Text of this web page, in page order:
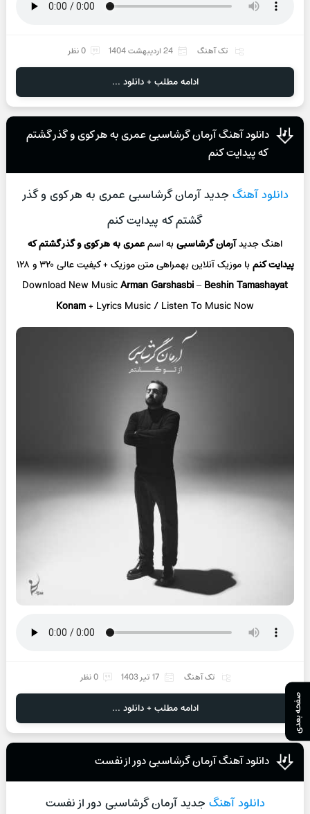
تک آهنگ 24 اردیبهشت 1404 0 نظر
ادامه مطلب + دانلود ...
دانلود آهنگ آرمان گرشاسبی عمری به هر کوی و گذر گشتم
که پیدایت کنم
دانلود آهنگ جدید آرمان گرشاسبی عمری به هر کوی و گذر
گشتم که پیدایت کنم
اهنگ جدیدآرمان گرشاسبیبه اسمعمری به هر کوی و گذر گشتم که
پیدایت کنمبا موزیک آنلاینبهمراهی متن موزیک + کیفیت عالی ۳۲۰ و ۱۲۸
Download New MusicArman Garshasbi– Beshin Tamashayat
Konam+ Lyrics Music / Listen To Music Now
تک آهنگ 17 تیر 1403 0 نظر
ادامه مطلب + دانلود ...
دانلود آهنگ آرمان گرشاسبی دور از نفست
دانلود آهنگ جدید آرمان گرشاسبی دور از نفست
صفحه بعدی